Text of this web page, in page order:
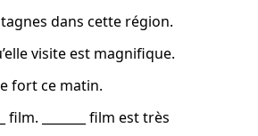
dans cette région.
visite est magnifique.
fort ce matin.
film. _______ film est très